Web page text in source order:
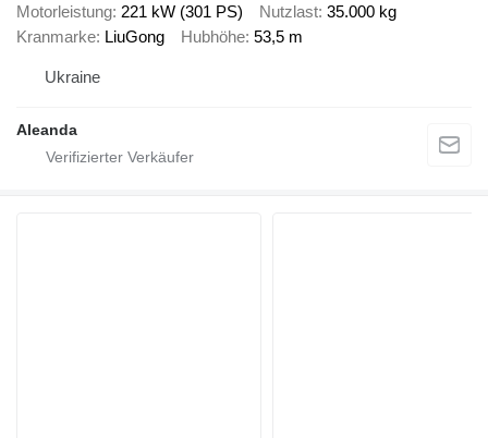
Motorleistung 221 kW (301 PS) Nutzlast 35.000 kg
Kranmarke LiuGong Hubhöhe 53,5 m
Ukraine
Aleanda